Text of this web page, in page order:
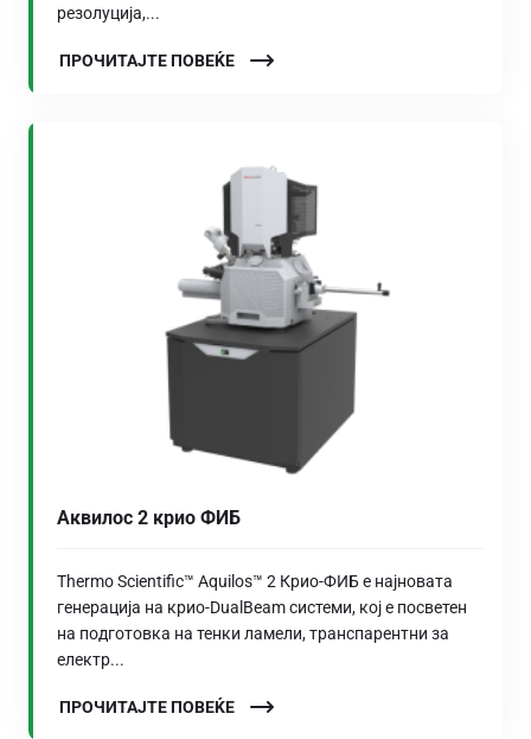
резолуција,...
ПРОЧИТАЈТЕ ПОВЕЌЕ
Аквилос 2 крио ФИБ
Thermo Scientific™ Aquilos™ 2 Крио-ФИБ е најновата
генерација на крио-DualBeam системи, кој е посветен
на подготовка на тенки ламели, транспарентни за
електр...
ПРОЧИТАЈТЕ ПОВЕЌЕ